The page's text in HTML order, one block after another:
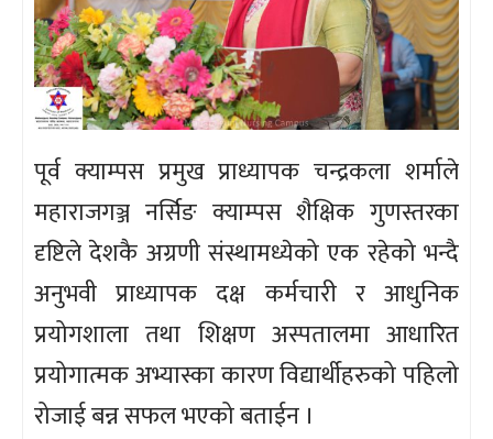
पूर्व क्याम्पस प्रमुख प्राध्यापक चन्द्रकला शर्माले
महाराजगञ्ज नर्सिङ क्याम्पस शैक्षिक गुणस्तरका
दृष्टिले देशकै अग्रणी संस्थामध्येको एक रहेको भन्दै
अनुभवी प्राध्यापक दक्ष कर्मचारी र आधुनिक
प्रयोगशाला तथा शिक्षण अस्पतालमा आधारित
प्रयोगात्मक अभ्यास्का कारण विद्यार्थीहरुको पहिलो
रोजाई बन्न सफल भएको बताईन ।